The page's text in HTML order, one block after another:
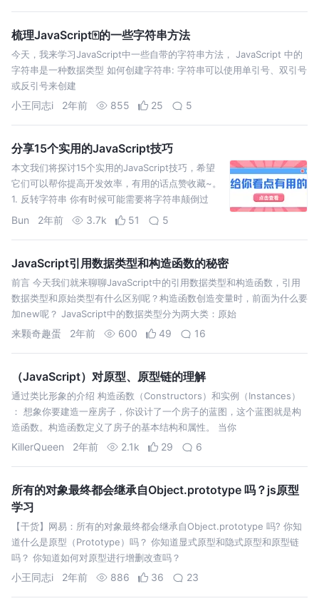
梳理JavaScript🀄️的一些字符串方法
今天，我来学习JavaScript中一些自带的字符串方法， JavaScript 中的
字符串是一种数据类型 如何创建字符串: 字符串可以使用单引号、双引号
或反引号来创建
小王同志i 2年前 855 25 5
分享15个实用的JavaScript技巧
本文我们将探讨15个实用的JavaScript技巧，希望
它们可以帮你提高开发效率，有用的话点赞收藏~。
1. 反转字符串 你有时候可能需要将字符串颠倒过
来。在JavaScript中，有一个巧妙的一行代
Bun 2年前 3.7k 51 5
JavaScript引用数据类型和构造函数的秘密
前言 今天我们就来聊聊JavaScript中的引用数据类型和构造函数，引用
数据类型和原始类型有什么区别呢？构造函数创造变量时，前面为什么要
加new呢？ JavaScript中的数据类型分为两大类：原始
来颗奇趣蛋 2年前 600 49 16
（JavaScript）对原型、原型链的理解
通过类比形象的介绍 构造函数（Constructors）和实例（Instances）
： 想象你要建造一座房子，你设计了一个房子的蓝图，这个蓝图就是构
造函数。构造函数定义了房子的基本结构和属性。 当你
KillerQueen 2年前 2.1k 29 6
所有的对象最终都会继承自Object.prototype 吗？js原型
学习
【干货】网易：所有的对象最终都会继承自Object.prototype 吗? 你知
道什么是原型（Prototype）吗？ 你知道显式原型和隐式原型和原型链
吗？ 你知道如何对原型进行增删改查吗？
小王同志i 2年前 886 36 23